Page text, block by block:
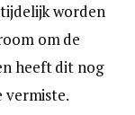
worden
om de
heeft dit nog
vermiste.